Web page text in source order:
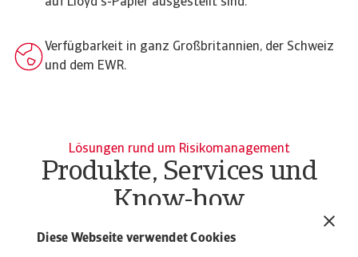
Diese Webseite verwendet Cookies
Verfügbarkeit in ganz Großbritannien, der Schweiz
und dem EWR.
Lösungen rund um Risikomanagement
Produkte, Services und
Know-how
Atradius receives Lloyd’s